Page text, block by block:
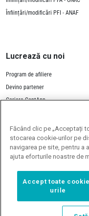
Înființări/modificări PFI - ANAF
Lucrează cu noi
Program de afiliere
Devino partener
Cariere ContApp
Făcând clic pe „Acceptați
stocarea cookie-urilor pe
navigarea pe site, pentru a
ajuta eforturile noastre de
Accept toate
urile